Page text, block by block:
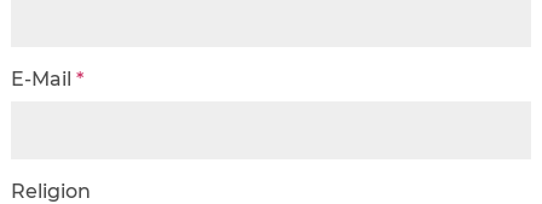
E-Mail *
Religion